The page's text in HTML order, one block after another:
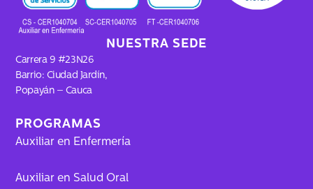
PROGRAMAS
Auxiliar en Enfermería
Auxiliar en Salud Oral
NUESTRA SEDE
Carrera 9 #23N26
Barrio: Ciudad Jardín,
Popayán – Cauca